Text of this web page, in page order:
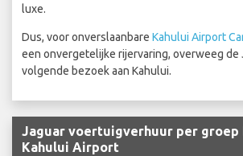
luxe.
Dus, voor onverslaanbare Kahului Airport
een onvergetelijke rijervaring, overweeg de
volgende bezoek aan Kahului.
Jaguar voertuigverhuur per groep
Kahului Airport